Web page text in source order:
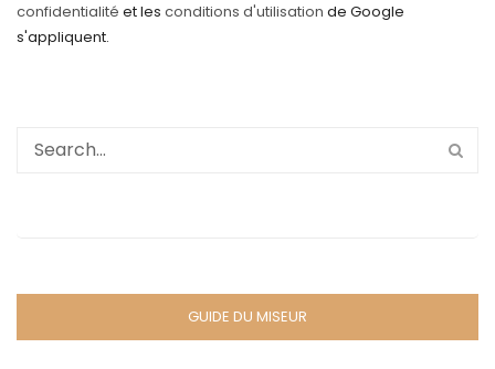
confidentialité et les conditions d'utilisation de Google
s'appliquent.
GUIDE DU MISEUR